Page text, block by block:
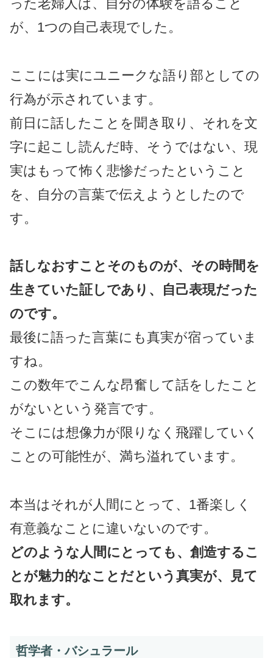
った老婦人は、自分の体験を語ること
が、1つの自己表現でした。
ここには実にユニークな語り部としての
行為が示されています。
前日に話したことを聞き取り、それを文
字に起こし読んだ時、そうではない、現
実はもって怖く悲惨だったということ
を、自分の言葉で伝えようとしたので
す。
話しなおすことそのものが、その時間を
生きていた証しであり、自己表現だった
のです。
最後に語った言葉にも真実が宿っていま
すね。
この数年でこんな昂奮して話をしたこと
がないという発言です。
そこには想像力が限りなく飛躍していく
ことの可能性が、満ち溢れています。
本当はそれが人間にとって、1番楽しく
有意義なことに違いないのです。
どのような人間にとっても、創造するこ
とが魅力的なことだという真実が、見て
取れます。
哲学者・バシュラール